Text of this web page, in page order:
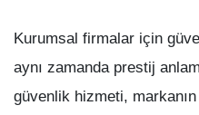
Kurumsal firmalar için
aynı zamanda prestij
güvenlik hizmeti,